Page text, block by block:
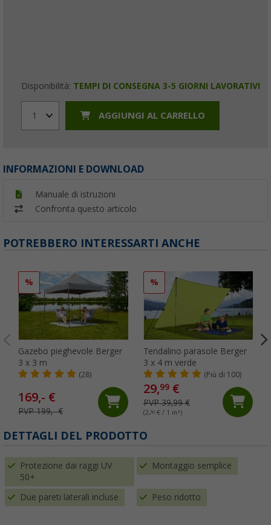
Disponibilità: TEMPI DI CONSEGNA 3-5 GIORNI LAVORATIVI
1 AGGIUNGI AL CARRELLO
INFORMAZIONI E DOWNLOAD
Manuale di istruzioni
Confronta questo articolo
POTREBBERO INTERESSARTI ANCHE
%
Gazebo pieghevole Berger
3 x 3 m
(28)
169,- €
PVP 199,- €
%
Tendalino parasole Berger
3 x 4 m verde
(Più di 100)
29,99€
PVP 39,99 €
(2,50€ / 1 m²)
DETTAGLI DEL PRODOTTO
Protezione dai raggi UV
50+
Montaggio semplice
Due pareti laterali incluse Peso ridotto